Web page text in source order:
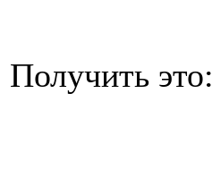
Получить это: